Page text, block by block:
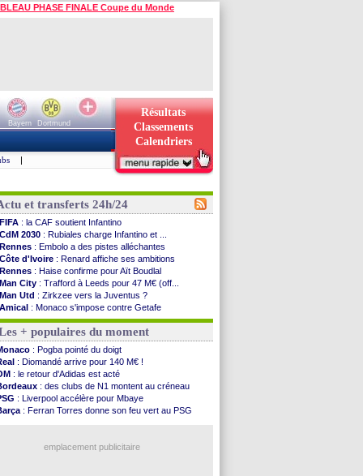
PHASE FINALE Coupe du Monde
Bayern
Dortmund
Résultats
Classements
Calendriers
|
et transferts 24h/24
FIFA : la CAF soutient Infantino
CdM 2030 : Rubiales charge Infantino et ...
Rennes : Embolo a des pistes alléchantes
Côte d'Ivoire : Renard affiche ses ambitions
Rennes : Haise confirme pour Aït Boudlal
Man City : Trafford à Leeds pour 47 M€ (off...
Man Utd : Zirkzee vers la Juventus ?
Amical : Monaco s'impose contre Getafe
Nantes: Der Zakarian et sa relation avec Kita
OM: le club prêt à libérer Kondogbia ?
Monaco: le message touchant d'Akliouche
FIFA: Tebas en remet une couche
FIFA : l'UEFA maintient la pression
PSG: Tebas encense Luis Enrique
Real: Vinicius jusqu'en 2032 (officiel)
Lyon: Mangala va rejoindre Getafe
OM: une offre refusée pour Aguerd
: Akliouche a signé (officiel)
+ populaires du moment
: Pogba pointé du doigt
: Diomandé arrive pour 140 M€ !
: le retour d'Adidas est acté
: des clubs de N1 montent au créneau
: Liverpool accélère pour Mbaye
: Ferran Torres donne son feu vert au PSG
emplacement publicitaire